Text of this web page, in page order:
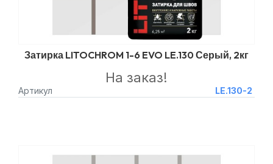
Затирка LITOCHROM 1-6 EVO LE.130 Серый, 2кг
Артикул LE.130-2
На заказ!